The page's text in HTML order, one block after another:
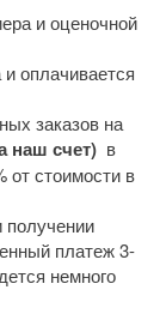
и оценочной
оплачивается
заказов на
наш счет) в
от стоимости в
получении
платеж 3-
немного